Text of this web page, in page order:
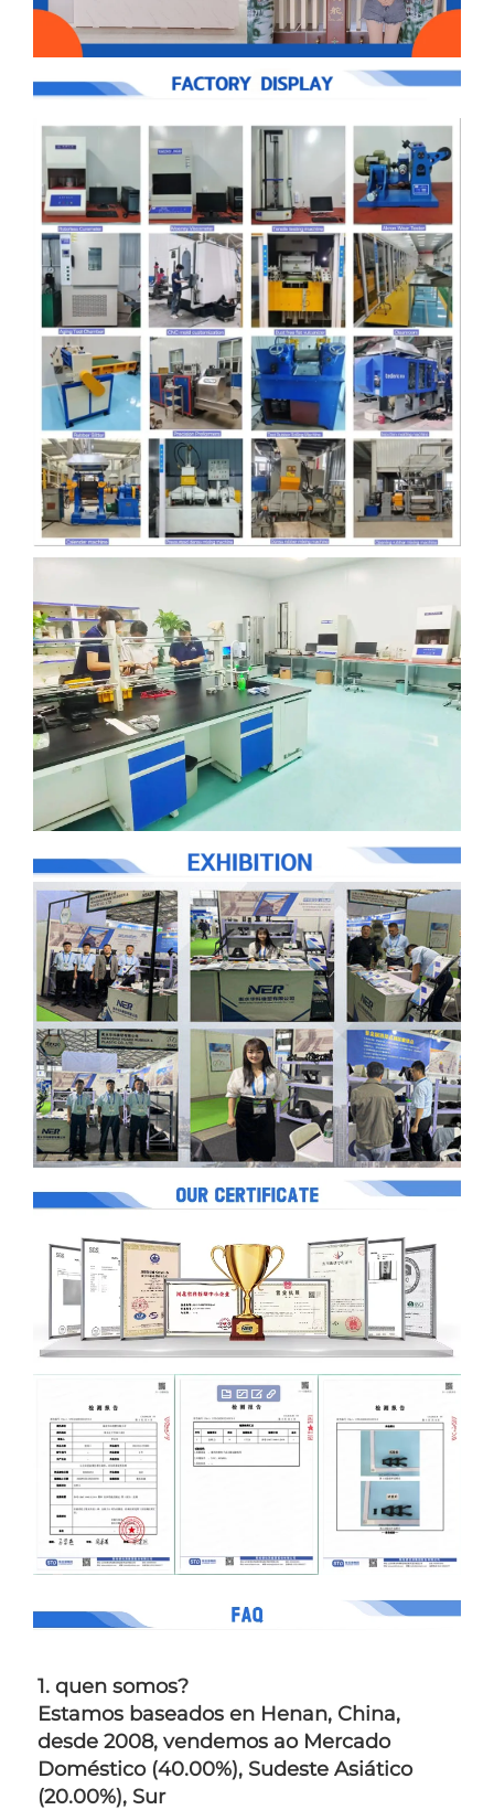
1. quen somos?
Estamos baseados en Henan, China,
desde 2008, vendemos ao Mercado
Doméstico (40.00%), Sudeste Asiático
(20.00%), Sur